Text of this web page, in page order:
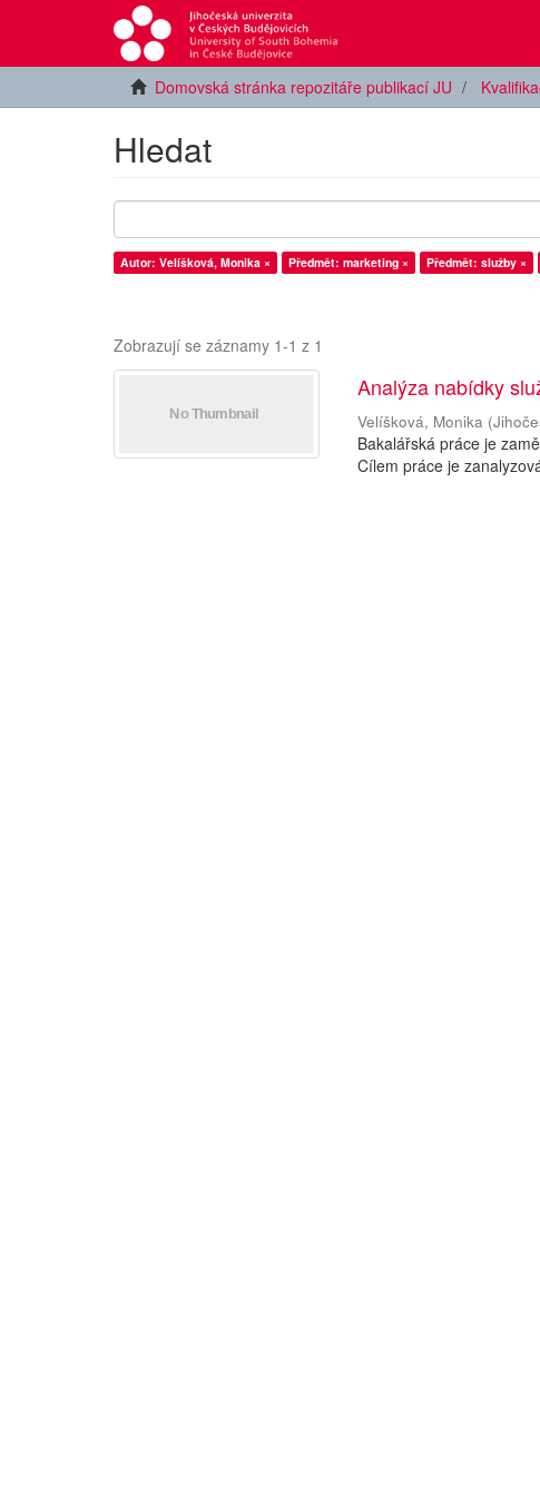
Domovská stránka repozitáře publikací JU
Hledat
Autor: Velíšková, Monika × Předmět: marketing × Předmět: služby ×
Zobrazují se záznamy 1-1 z 1
Analýza nabídky
Velíšková, Monika (
Bakalářská práce je
Cílem práce je